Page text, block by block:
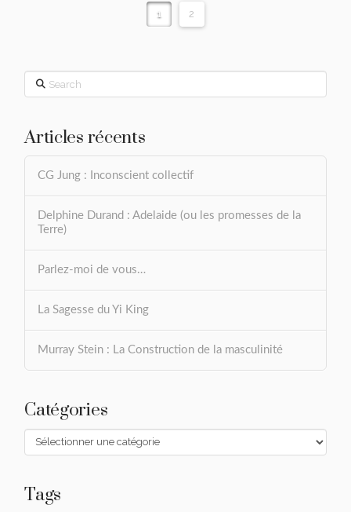
1 2
Search
Articles récents
CG Jung : Inconscient collectif
Delphine Durand : Adelaide (ou les promesses de la
Terre)
Parlez-moi de vous…
La Sagesse du Yi King
Murray Stein : La Construction de la masculinité
Catégories
Catégories
Tags